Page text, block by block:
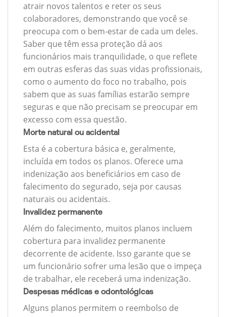
atrair novos talentos e reter os seus
colaboradores, demonstrando que você se
preocupa com o bem-estar de cada um deles.
Saber que têm essa proteção dá aos
funcionários mais tranquilidade, o que reflete
em outras esferas das suas vidas profissionais,
como o aumento do foco no trabalho, pois
sabem que as suas famílias estarão sempre
seguras e que não precisam se preocupar em
excesso com essa questão.
Morte natural ou acidental
Esta é a cobertura básica e, geralmente,
incluída em todos os planos. Oferece uma
indenização aos beneficiários em caso de
falecimento do segurado, seja por causas
naturais ou acidentais.
Invalidez permanente
Além do falecimento, muitos planos incluem
cobertura para invalidez permanente
decorrente de acidente. Isso garante que se
um funcionário sofrer uma lesão que o impeça
de trabalhar, ele receberá uma indenização.
Despesas médicas e odontológicas
Alguns planos permitem o reembolso de